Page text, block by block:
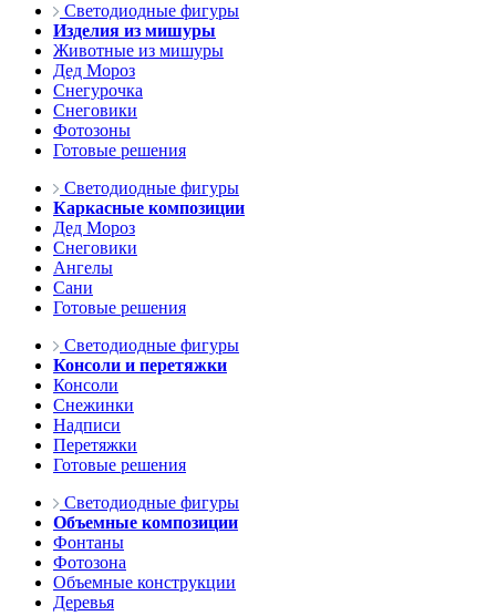
Светодиодные фигуры
Изделия из мишуры
Животные из мишуры
Дед Мороз
Снегурочка
Снеговики
Фотозоны
Готовые решения
Светодиодные фигуры
Каркасные композиции
Дед Мороз
Снеговики
Ангелы
Сани
Готовые решения
Светодиодные фигуры
Консоли и перетяжки
Консоли
Снежинки
Надписи
Перетяжки
Готовые решения
Светодиодные фигуры
Объемные композиции
Фонтаны
Фотозона
Объемные конструкции
Деревья